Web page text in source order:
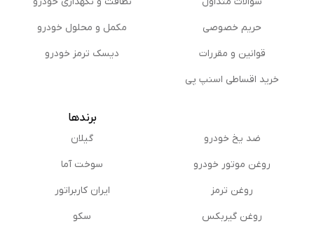
حریم خصوصی
قوانین و مقررات
خرید اقساطی اسنپ پی
مكمل و محلول خودرو
دیسک ترمز خودرو
ضد یخ خودرو
روغن موتور خودرو
روغن ترمز
روغن گیربكس
برندها
گیلان
سوخت آما
ایران کاربراتور
سکو